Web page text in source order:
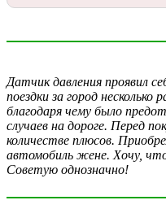
Датчик давления проявил
поездки за город несколько
благодаря чему было
случаев на дороге. Перед
количестве плюсов.
автомобиль жене. Хочу,
Советую однозначно!